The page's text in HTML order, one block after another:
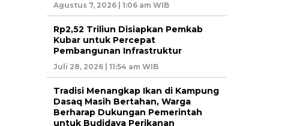
Agustus 7, 2026 | 1:06 am WIB
Rp2,52 Triliun Disiapkan Pemkab
Kubar untuk Percepat
Pembangunan Infrastruktur
Juli 28, 2026 | 11:54 am WIB
Tradisi Menangkap Ikan di Kampung
Dasaq Masih Bertahan, Warga
Berharap Dukungan Pemerintah
untuk Budidaya Perikanan